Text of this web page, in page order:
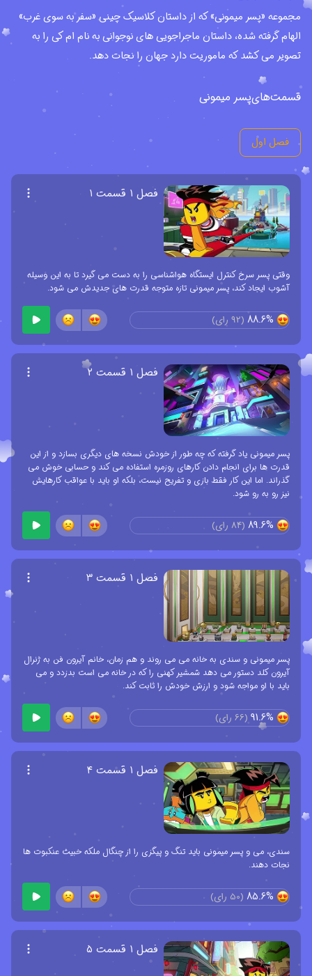
مجموعه «پسر میمونی» که از داستان کلاسیک چینی «سفر به سوی غرب»
الهام گرفته شده، داستان ماجراجویی های نوجوانی به نام ام کی را به
تصویر می کشد که ماموریت دارد جهان را نجات دهد.
قسمت‌هایپسر میمونی
فصل اول
فصل ۱ قسمت ۱
وقتی پسر سرخ کنترل ایستگاه هواشناسی را به دست می گیرد تا به این وسیله
آشوب ایجاد کند، پسر میمونی تازه متوجه قدرت های جدیدش می شود.
88.6%
(
92 رای)
فصل ۱ قسمت ۲
پسر میمونی یاد گرفته که چه طور از خودش نسخه های دیگری بسازد و از این
قدرت ها برای انجام دادن کارهای روزمره استفاده می کند و حسابی خوش می
گذراند. اما این کار فقط بازی و تفریح نیست، بلکه او باید با عواقب کارهایش
نیز رو به رو شود.
89.6%
(
84 رای)
فصل ۱ قسمت ۳
پسر میمونی و سندی به خانه می می روند و هم زمان، خانم آیرون فن به ژنرال
آیرون کلد دستور می دهد شمشیر کهنی را که در خانه می است بدزدد و می
باید با او مواجه شود و ارزش خودش را ثابت کند.
91.6%
(
66 رای)
فصل ۱ قسمت ۴
سندی، می و پسر میمونی باید تنگ و پیگزی را از چنگال ملکه خبیث عنکبوت ها
نجات دهند.
85.6%
(
50 رای)
فصل ۱ قسمت ۵